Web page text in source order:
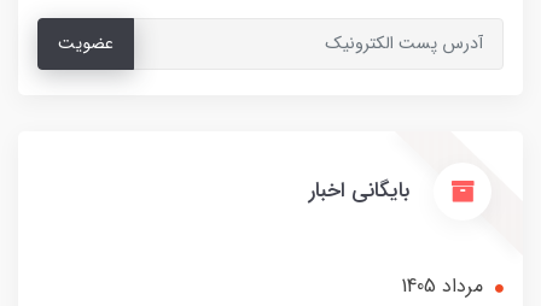
عضویت
بایگانی اخبار
مرداد 1405